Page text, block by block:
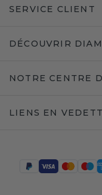
SERVICE CLIENT
DÉCOUVRIR
NOTRE CENTRE
LIENS EN